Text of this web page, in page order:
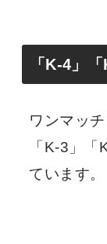
「K-4」
ワンマッ
「K-3」
ています。